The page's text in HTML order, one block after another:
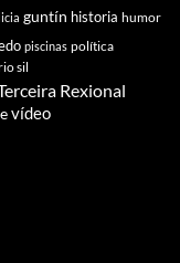
guntín historia humor
piscinas política
sil
Rexional
vídeo